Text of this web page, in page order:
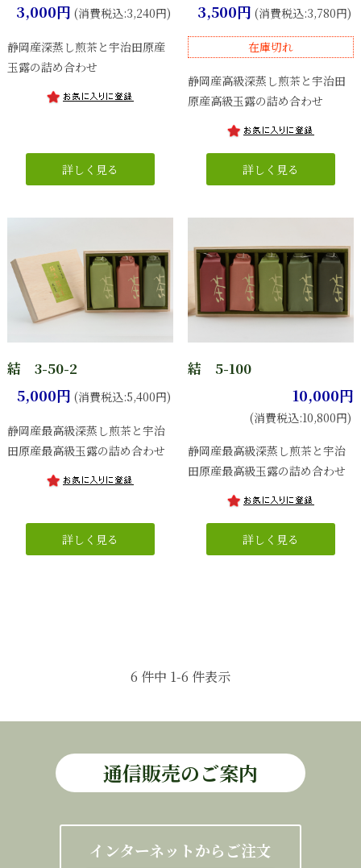
3,000円 (消費税込:3,240円)
静岡産深蒸し煎茶と宇治田原産
玉露の詰め合わせ
3,500円 (消費税込:3,780円)
在庫切れ
静岡産高級深蒸し煎茶と宇治田
原産高級玉露の詰め合わせ
結 3-50-2
5,000円 (消費税込:5,400円)
静岡産最高級深蒸し煎茶と宇治
田原産最高級玉露の詰め合わせ
結 5-100
10,000円
(消費税込:10,800円)
静岡産最高級深蒸し煎茶と宇治
田原産最高級玉露の詰め合わせ
6 件中 1-6 件表示
通信販売のご案内
インターネットからご注文